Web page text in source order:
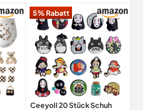
5% Rabatt
Ceeyoll 20 Stück Schuh